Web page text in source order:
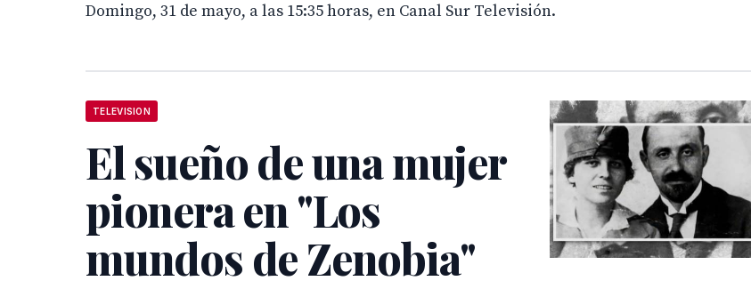
Domingo, 31 de mayo, a las 15:35 horas, en Canal Sur Televisión.
TELEVISION
El sueño de una mujer
pionera en "Los
mundos de Zenobia"